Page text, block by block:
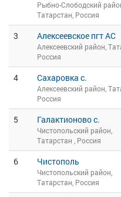
Рыбно-Слободский
Татарстан, Россия
3 Алексеевское пгт АС
Алексеевский район,
Россия
4 Сахаровка с.
Алексеевский район,
Россия
5 Галактионово с.
Чистопольский район,
Татарстан , Россия
6 Чистополь
Чистопольский район,
Татарстан, Россия